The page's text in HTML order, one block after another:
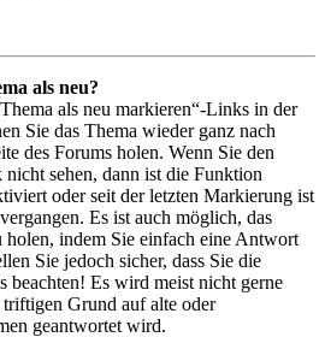
als neu?
als neu markieren“-Links in der
Sie das Thema wieder ganz nach
des Forums holen. Wenn Sie den
sehen, dann ist die Funktion
oder seit der letzten Markierung ist
Es ist auch möglich, das
holen, indem Sie einfach eine Antwort
Sie jedoch sicher, dass Sie die
beachten! Es wird meist nicht gerne
triftigen Grund auf alte oder
geantwortet wird.